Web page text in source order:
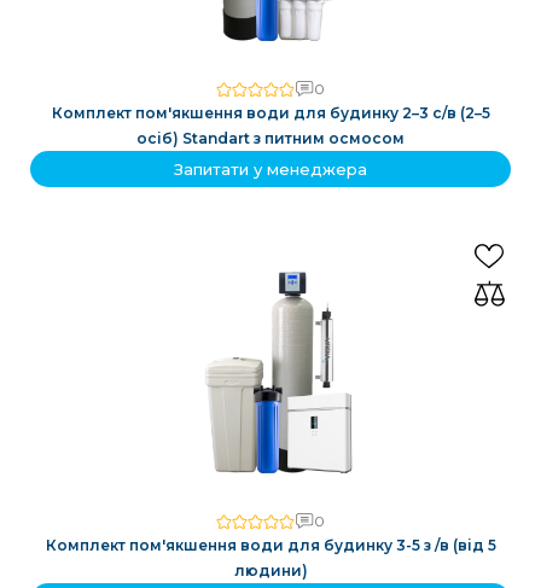
0
Комплект пом'якшення води для будинку 2–3 с/в (2–5
осіб) Standart з питним осмосом
Запитати у менеджера
0
Комплект пом'якшення води для будинку 3-5 з /в (від 5
людини)